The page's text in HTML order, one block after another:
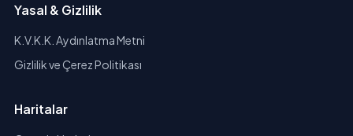
Yasal & Gizlilik
K.V.K.K. Aydınlatma Metni
Gizlilik ve Çerez Politikası
Haritalar